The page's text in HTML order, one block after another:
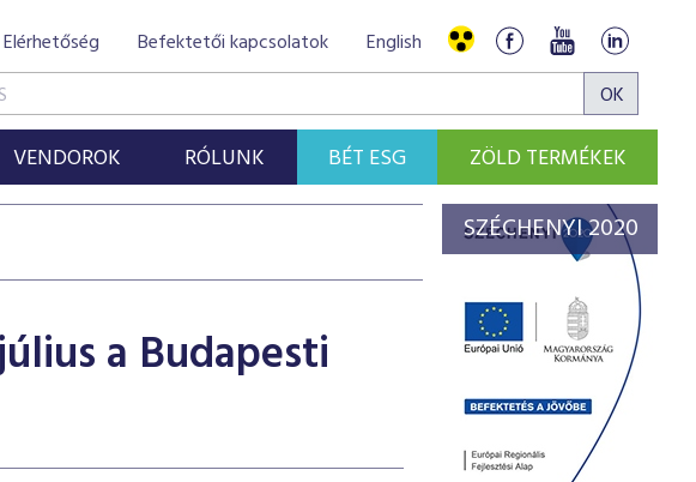
Elérhetőség Befektetői kapcsolatok English
VENDOROK RÓLUNK BÉT ESG ZÖLD TERMÉKEK
a Budapesti
SZÉCHENYI 2020